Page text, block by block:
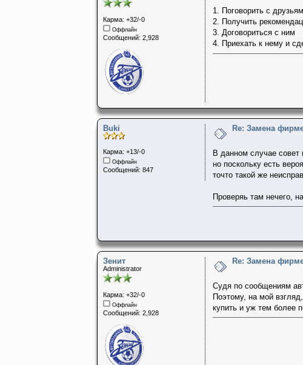
Карма: +32/-0
Оффлайн
Сообщений: 2,928
1. Поговорить с
2. Получить
3. Договориться с ним
4. Приехать к нему и
Buki
Карма: +13/-0
Оффлайн
Сообщений: 847
Re: Замена
В данном случае совет
но поскольку есть
точто такой же
Проверяь там нечего,
Зенит
Administrator
Карма: +32/-0
Оффлайн
Сообщений: 2,928
Re: Замена
Судя по сообщениям
Поэтому, на мой
купить и уж тем более